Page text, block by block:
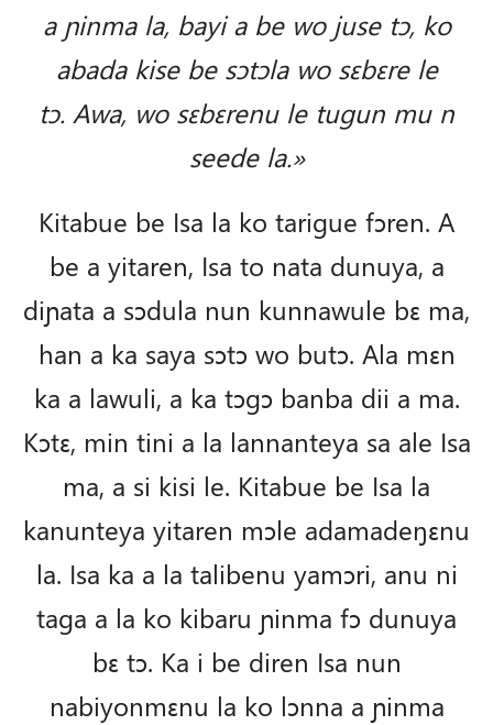
a ɲinma la, bayi a be wo juse tɔ, ko
abada kise be sɔtɔla wo sɛbɛre le
tɔ. Awa, wo sɛbɛrenu le tugun mu n
seede la.»
Kitabue be Isa la ko tarigue fɔren. A
be a yitaren, Isa to nata dunuya, a
diɲata a sɔdula nun kunnawule bɛ ma,
han a ka saya sɔtɔ wo butɔ. Ala mɛn
ka a lawuli, a ka tɔgɔ banba dii a ma.
Kɔtɛ, min tini a la lannanteya sa ale Isa
ma, a si kisi le. Kitabue be Isa la
kanunteya yitaren mɔle adamadeŋɛnu
la. Isa ka a la talibenu yamɔri, anu ni
taga a la ko kibaru ɲinma fɔ dunuya
bɛ tɔ. Ka i be diren Isa nun
nabiyonmɛnu la ko lɔnna a ɲinma